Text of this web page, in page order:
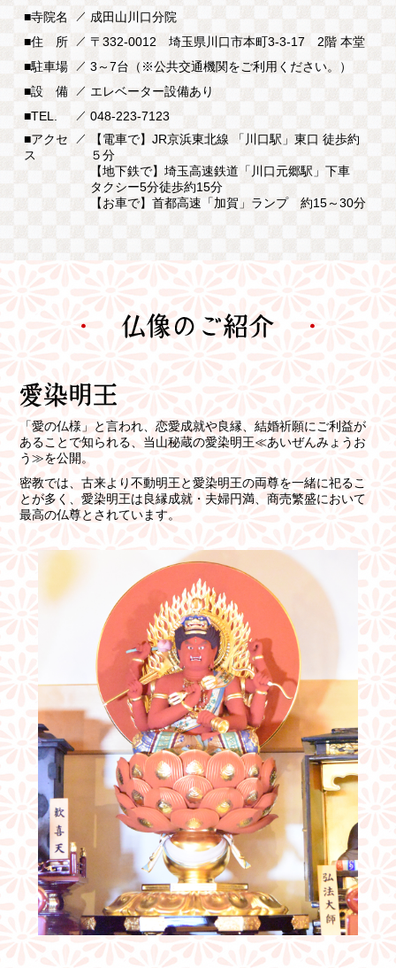
■寺院名 ／ 成田山川口分院
■住 所
／ 〒332-0012 埼玉県川口市本町3-3-17 2階 本堂
■駐車場
／ 3～7台（※公共交通機関をご利用ください。）
■設 備
／ エレベーター設備あり
■TEL.
／ 048-223-7123
■アクセ
ス
／
【電車で】JR京浜東北線 「川口駅」東口 徒歩約
５分
【地下鉄で】埼玉高速鉄道「川口元郷駅」下車
タクシー5分徒歩約15分
【お車で】首都高速「加賀」ランプ 約15～30分
「愛の仏様」と言われ、恋愛成就や良縁、結婚祈願にご利益が
あることで知られる、当山秘蔵の愛染明王≪あいぜんみょうお
う≫を公開。
密教では、古来より不動明王と愛染明王の両尊を一緒に祀るこ
とが多く、愛染明王は良縁成就・夫婦円満、商売繁盛において
最高の仏尊とされています。